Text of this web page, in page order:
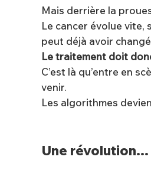
Mais derrière la
Le cancer évolue vite,
peut déjà avoir
Le traitement doit
C’est là qu’entre en
venir.
Les algorithmes
Une